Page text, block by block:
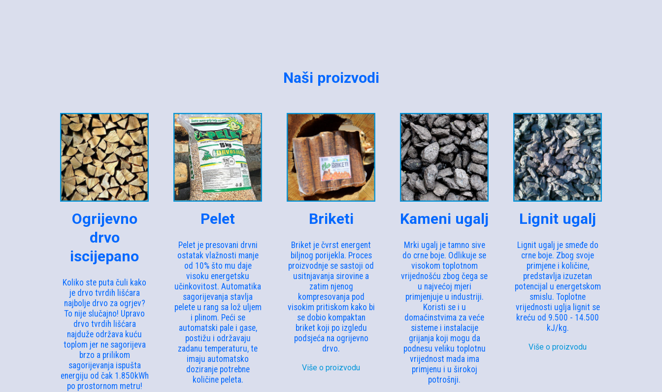
Naši proizvodi
Ogrijevno
drvo
iscijepano
Koliko ste puta čuli kako
je drvo tvrdih lišćara
najbolje drvo za ogrjev?
To nije slučajno! Upravo
drvo tvrdih lišćara
najduže održava kuću
toplom jer ne sagorijeva
brzo a prilikom
sagorijevanja ispušta
energiju od čak 1.850kWh
po prostornom metru!
Pelet
Pelet je presovani drvni
ostatak vlažnosti manje
od 10% što mu daje
visoku energetsku
učinkovitost. Automatika
sagorijevanja stavlja
pelete u rang sa lož uljem
i plinom. Peći se
automatski pale i gase,
postižu i održavaju
zadanu temperaturu, te
imaju automatsko
doziranje potrebne
količine peleta.
Briketi
Briket je čvrst energent
biljnog porijekla. Proces
proizvodnje se sastoji od
usitnjavanja sirovine a
zatim njenog
kompresovanja pod
visokim pritiskom kako bi
se dobio kompaktan
briket koji po izgledu
podsjeća na ogrijevno
drvo.
Više o proizvodu
Kameni ugalj
Mrki ugalj je tamno sive
do crne boje. Odlikuje se
visokom toplotnom
vrijednošću zbog čega se
u najvećoj mjeri
primjenjuje u industriji.
Koristi se i u
domaćinstvima za veće
sisteme i instalacije
grijanja koji mogu da
podnesu veliku toplotnu
vrijednost mada ima
primjenu i u širokoj
potrošnji.
Lignit ugalj
Lignit ugalj je smeđe do
crne boje. Zbog svoje
primjene i količine,
predstavlja izuzetan
potencijal u energetskom
smislu. Toplotne
vrijednosti uglja lignit se
kreću od 9.500 - 14.500
kJ/kg.
Više o proizvodu